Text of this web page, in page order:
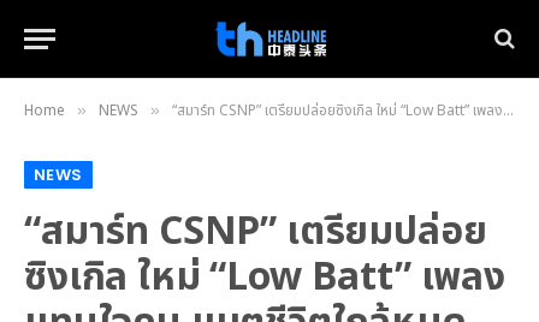
Home » NEWS » “สมาร์ท CSNP” เตรียมปล่อยซิงเกิล ใหม่ “Low Batt” เพลงแทนใจคน แบตชีวิตใกล้หมด 23 มกราคมนี้
NEWS
“สมาร์ท CSNP” เตรียมปล่อย
ซิงเกิล ใหม่ “Low Batt” เพลง